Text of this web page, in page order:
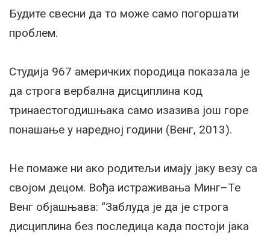
Будите свесни да то може само погоршати
проблем.
Студија 967 америчких породица показала је
да строга вербална дисциплина код
тринаестогодишњака само изазива још горе
понашање у наредној години (Венг, 2013).
Не помаже ни ако родитељи имају јаку везу са
својом децом. Вођа истраживања Минг–Те
Венг објашњава: “Заблуда је да је строга
дисциплина без последица када постоји јака